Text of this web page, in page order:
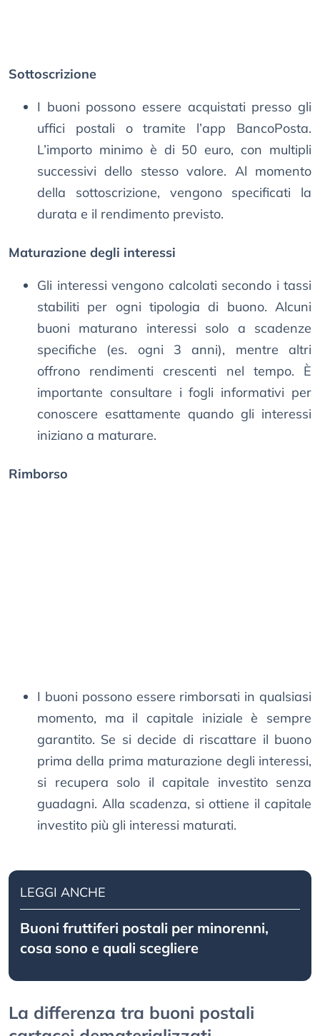
Sottoscrizione
I buoni possono essere acquistati presso gli
uffici postali o tramite l’app BancoPosta.
L’importo minimo è di 50 euro, con multipli
successivi dello stesso valore. Al momento
della sottoscrizione, vengono specificati la
durata e il rendimento previsto.
Maturazione degli interessi
Gli interessi vengono calcolati secondo i tassi
stabiliti per ogni tipologia di buono. Alcuni
buoni maturano interessi solo a scadenze
specifiche (es. ogni 3 anni), mentre altri
offrono rendimenti crescenti nel tempo. È
importante consultare i fogli informativi per
conoscere esattamente quando gli interessi
iniziano a maturare.
Rimborso
I buoni possono essere rimborsati in qualsiasi
momento, ma il capitale iniziale è sempre
garantito. Se si decide di riscattare il buono
prima della prima maturazione degli interessi,
si recupera solo il capitale investito senza
guadagni. Alla scadenza, si ottiene il capitale
investito più gli interessi maturati.
LEGGI ANCHE
Buoni fruttiferi postali per minorenni,
cosa sono e quali scegliere
La differenza tra buoni postali